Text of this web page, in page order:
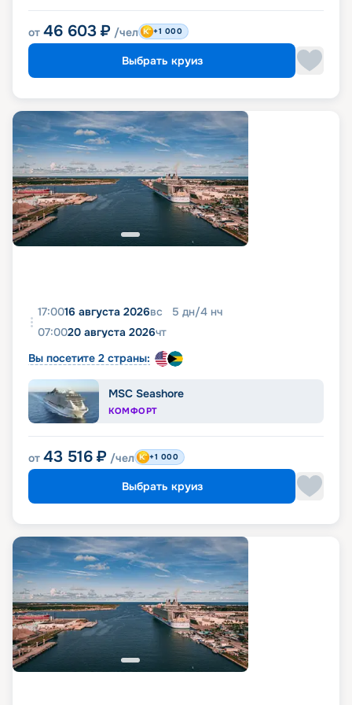
от 46 603 ₽ /чел +1 000
Выбрать круиз
17:0016 августа 2026вс 5 дн/4 нч
07:0020 августа 2026чт
Вы посетите 2 страны:
MSC Seashore
КОМФОРТ
от 43 516 ₽ /чел +1 000
Выбрать круиз